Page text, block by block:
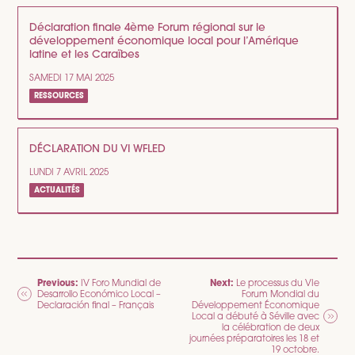
Déclaration finale 4ème Forum régional sur le
développement économique local pour l’Amérique
latine et les Caraïbes
SAMEDI 17 MAI 2025
RESSOURCES
DÉCLARATION DU VI WFLED
LUNDI 7 AVRIL 2025
ACTUALITÉS
NAVIGATION
DE
Previous: IV Foro Mundial de
Desarrollo Económico Local –
Declaración final – Français
Next: Le processus du VIe
Forum Mondial du
Développement Économique
Local a débuté à Séville avec
la célébration de deux
journées préparatoires les 18 et
19 octobre.